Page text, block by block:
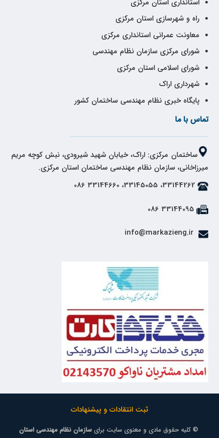
راه و شهرسازی استان مرکزی
معاونت عمرانی استانداری مرکزی
شورای مرکزی سازمان نظام مهندسی
شورای اسلامی استان مرکزی
شهرداری اراک
پایگاه خبری نظام مهندسی ساختمان کشور
تماس با ما
ساختمان مرکزی: اراک، خیابان شهید شیرودی، نبش کوچه مریم
میرزاخانی، سازمان نظام مهندسی ساختمان استان مرکزی.
33144262، 33145055، 33144660 086
33144095 086
ثبت انتقادات و پیشنهادات
© کلیه حقوق مادی و معنوی سایت برایسازمان نظام مهندسی استان